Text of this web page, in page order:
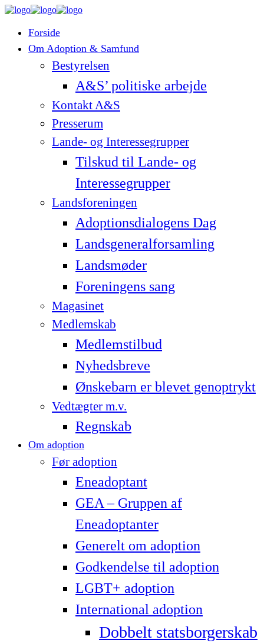
Forside
Om Adoption & Samfund
Bestyrelsen
A&S’ politiske arbejde
Kontakt A&S
Presserum
Lande- og Interessegrupper
Tilskud til Lande- og
Interessegrupper
Landsforeningen
Adoptionsdialogens Dag
Landsgeneralforsamling
Landsmøder
Foreningens sang
Magasinet
Medlemskab
Medlemstilbud
Nyhedsbreve
Ønskebarn er blevet genoptrykt
Vedtægter m.v.
Regnskab
Om adoption
Før adoption
Eneadoptant
GEA – Gruppen af
Eneadoptanter
Generelt om adoption
Godkendelse til adoption
LG­BT+ adoption
International adoption
Dobbelt statsborgerskab